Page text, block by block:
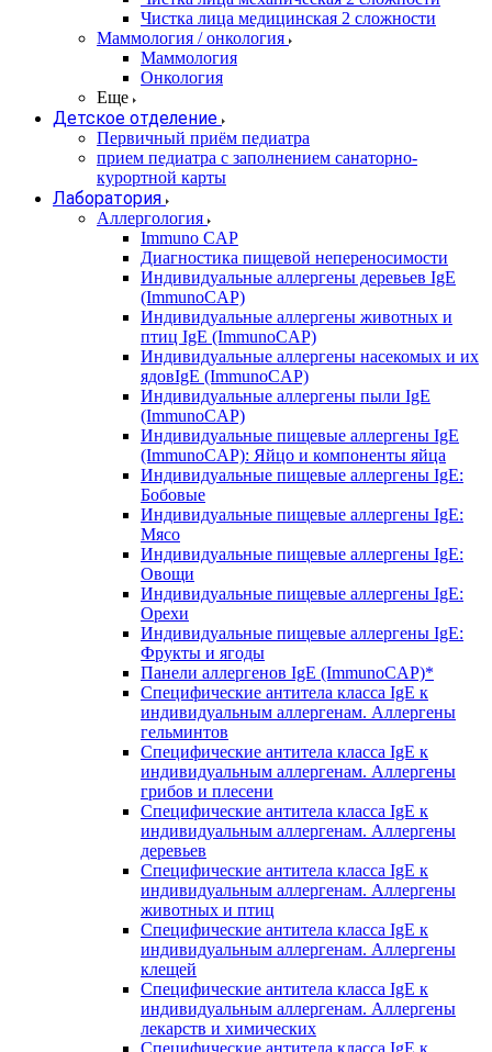
Чистка лица медицинская 2 сложности
Маммология / онкология
Маммология
Онкология
Еще
Детское отделение
Первичный приём педиатра
прием педиатра с заполнением санаторно-
курортной карты
Лаборатория
Аллергология
Immuno CAP
Диагностика пищевой непереносимости
Индивидуальные аллергены деревьев IgE
(ImmunoCAP)
Индивидуальные аллергены животных и
птиц IgE (ImmunoCAP)
Индивидуальные аллергены насекомых и их
ядовIgE (ImmunoCAP)
Индивидуальные аллергены пыли IgE
(ImmunoCAP)
Индивидуальные пищевые аллергены IgE
(ImmunoCAP): Яйцо и компоненты яйца
Индивидуальные пищевые аллергены IgE:
Бобовые
Индивидуальные пищевые аллергены IgE:
Мясо
Индивидуальные пищевые аллергены IgE:
Овощи
Индивидуальные пищевые аллергены IgE:
Орехи
Индивидуальные пищевые аллергены IgE:
Фрукты и ягоды
Панели аллергенов IgE (ImmunoCAP)*
Специфические антитела класса IgE к
индивидуальным аллергенам. Аллергены
гельминтов
Специфические антитела класса IgE к
индивидуальным аллергенам. Аллергены
грибов и плесени
Специфические антитела класса IgE к
индивидуальным аллергенам. Аллергены
деревьев
Специфические антитела класса IgE к
индивидуальным аллергенам. Аллергены
животных и птиц
Специфические антитела класса IgE к
индивидуальным аллергенам. Аллергены
клещей
Специфические антитела класса IgE к
индивидуальным аллергенам. Аллергены
лекарств и химических
Специфические антитела класса IgE к